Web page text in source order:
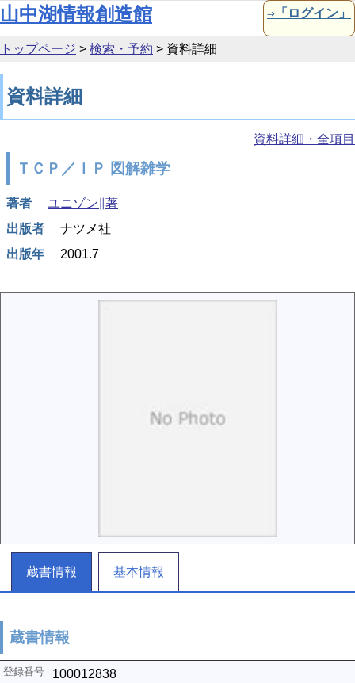
本文へ移動
山中湖情報創造館 ⇒「ログイン」
トップページ > 検索・予約 > 資料詳細
資料詳細
資料詳細・全項目
ＴＣＰ／ＩＰ 図解雑学
著者
ユニゾン∥著
出版者
ナツメ社
出版年
2001.7
蔵書情報 基本情報
蔵書情報
100012838